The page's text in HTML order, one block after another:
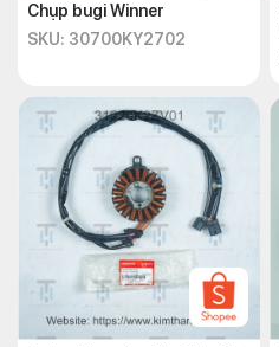
Chụp bugi Winner
SKU: 30700KY2702